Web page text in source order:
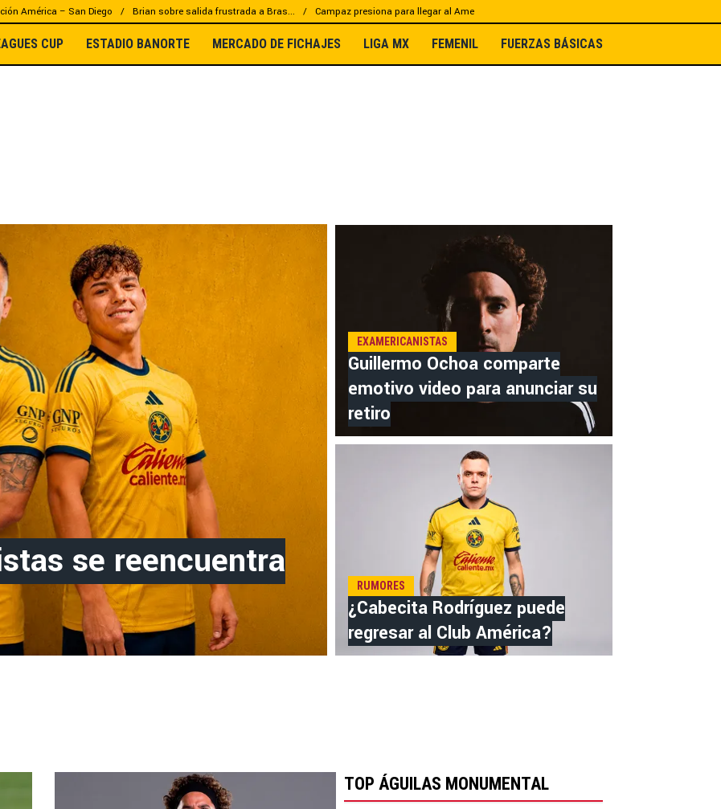
América – San Diego Brian sobre salida frustrada a Bras... Campaz presiona para llegar al Ame
CUP ESTADIO BANORTE MERCADO DE FICHAJES LIGA MX FEMENIL FUERZAS BÁSICAS
se reencuentra
EXAMERICANISTAS
Guillermo Ochoa comparte
emotivo video para anunciar su
retiro
RUMORES
¿Cabecita Rodríguez puede
regresar al Club América?
TOP ÁGUILAS MONUMENTAL